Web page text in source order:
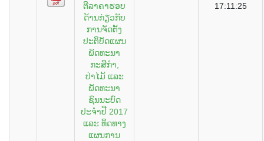
ຕີລາຄາຮອບ
ດ້ານກ່ຽວກັບ
ການຈັດຕັ້ງ
ປະຕິບັດແຜນ
ພັດທະນາ
ກະສິກຳ,
ປ່າໄມ້ ແລະ
ພັດທະນາ
ຊົນນະບົດ
ປະຈຳປີ 2017
ແລະ ທິດທາງ
ແຜນການ
17:11:25